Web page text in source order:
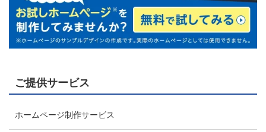
ご提供サービス
ホームページ制作サービス